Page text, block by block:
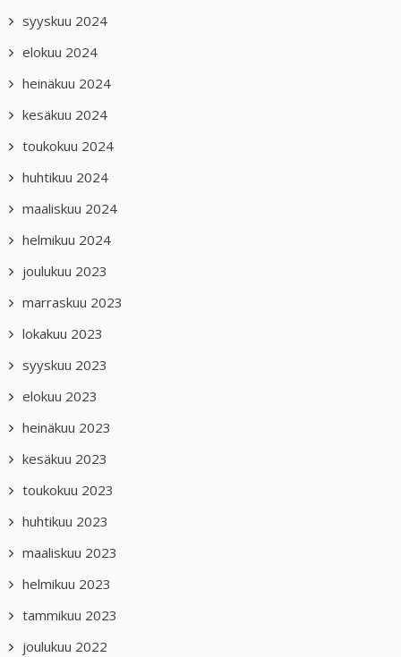
syyskuu 2024
elokuu 2024
heinäkuu 2024
kesäkuu 2024
toukokuu 2024
huhtikuu 2024
maaliskuu 2024
helmikuu 2024
joulukuu 2023
marraskuu 2023
lokakuu 2023
syyskuu 2023
elokuu 2023
heinäkuu 2023
kesäkuu 2023
toukokuu 2023
huhtikuu 2023
maaliskuu 2023
helmikuu 2023
tammikuu 2023
joulukuu 2022